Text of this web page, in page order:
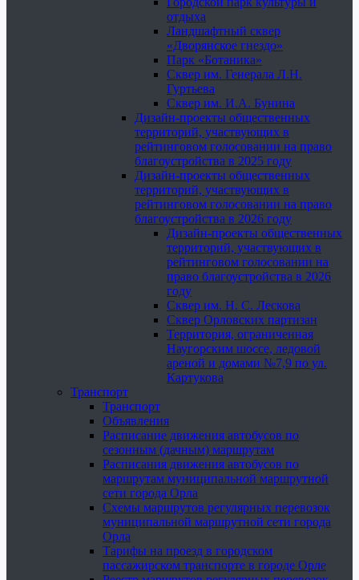
отдыха
Ландшафтный сквер
«Дворянское гнездо»
Парк «Ботаника»
Сквер им. Генерала Л.Н.
Гуртьева
Сквер им. И.А. Бунина
Дизайн-проекты общественных
территорий, участвующих в
рейтинговом голосовании на право
благоустройства в 2025 году
Дизайн-проекты общественных
территорий, участвующих в
рейтинговом голосовании на право
благоустройства в 2026 году
Дизайн-проекты общественных
территорий, участвующих в
рейтинговом голосовании на
право благоустройства в 2026
году
Сквер им. Н. С. Лескова
Сквер Орловских партизан
Территория, ограниченная
Наугорским шоссе, ледовой
ареной и домами №7,9 по ул.
Картукова
Транспорт
Транспорт
Объявления
Расписание движения автобусов по
сезонным (дачным) маршрутам
Расписания движения автобусов по
маршрутам муниципальной маршрутной
сети города Орла
Схемы маршрутов регулярных перевозок
муниципальной маршрутной сети города
Орла
Тарифы на проезд в городском
пассажирском транспорте в городе Орле